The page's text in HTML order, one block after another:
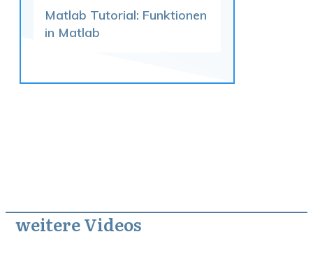
Matlab Tutorial: Funktionen
in Matlab
weitere Videos